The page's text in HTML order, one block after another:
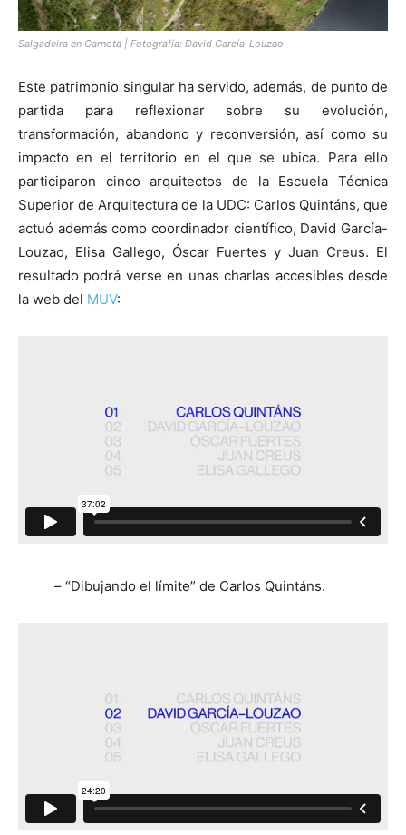
Salgadeira en Carnota | Fotografía: David García-Louzao
Este patrimonio singular ha servido, además, de punto de
partida para reflexionar sobre su evolución,
transformación, abandono y reconversión, así como su
impacto en el territorio en el que se ubica. Para ello
participaron cinco arquitectos de la Escuela Técnica
Superior de Arquitectura de la UDC: Carlos Quintáns, que
actuó además como coordinador científico, David García-
Louzao, Elisa Gallego, Óscar Fuertes y Juan Creus. El
resultado podrá verse en unas charlas accesibles desde
la web del MUV:
– “Dibujando el límite” de Carlos Quintáns.